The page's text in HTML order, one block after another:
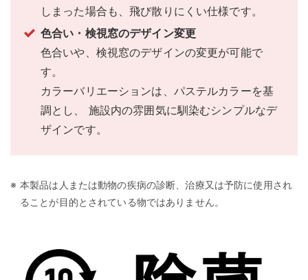
しまった場合も、飛び散りにくい仕様です。
色合い・検視窓のデザイン変更
色合いや、検視窓のデザインの変更が可能で
す。
カラーバリエーションは、パステルカラーを基
調とし、 施設内の雰囲気に馴染むシンプルなデ
ザインです。
本製品は人または動物の疾病の診断、治療又は予防に使用され
ることが目的とされている物ではありません。